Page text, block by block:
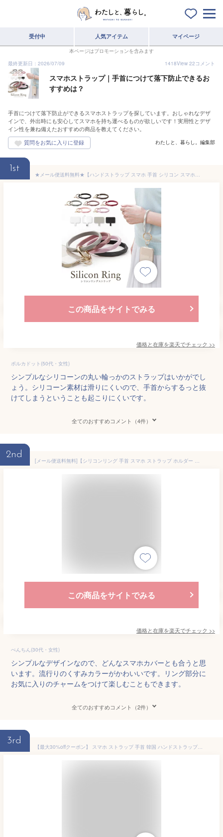
受付中 人気アイテム マイページ
本ページはプロモーションを含みます
最終更新日：2026/07/09
1418View 22コメント
スマホストラップ｜手首につけて落下防止できるお
すすめは？
手首につけて落下防止ができるスマホストラップを探しています。おしゃれなデザ
インで、外出時にも安心してスマホを持ち運べるものが欲しいです！実用性とデザ
イン性を兼ね備えたおすすめの商品を教えてください。
わたしと、暮らし。編集部
1st
★メール便送料無料★【ハンドストラップ スマホ 手首 シリコン スマホショルダー スマホ ストラップ ホルダー ブレスレット スマホストラップ ショルダーストラップ ストラップホルダー 挟むだけ スマホリング スマホホルダー】シリコンリングストラップ {2}
この商品をサイトでみる
価格と在庫を楽天でチェック >>
ポルカドット(50代・女性)
シンプルなシリコーンの丸い輪っかのストラップはいかがでし
ょう。シリコーン素材は滑りにくいので、手首からするっと抜
けてしまうということも起こりにくいです。
全てのおすすめコメント（4件）
2nd
[メール便送料無料]【シリコンリング 手首 スマホ ストラップ ホルダー ハンドストラップ ブレスレット ストラップホルダー 挟むだけ スマートフォン スマホリング スマホホルダー リストストラップ 落下防止】シリコンリングストラップ {2}
この商品をサイトでみる
価格と在庫を楽天でチェック >>
ぺんちん(30代・女性)
シンプルなデザインなので、どんなスマホカバーとも合うと思
います。流行りのくすみカラーがかわいいです。リング部分に
お気に入りのチャームをつけて楽しむこともできます。
全てのおすすめコメント（2件）
3rd
【最大30%offクーポン】 スマホ ストラップ 手首 韓国 ハンドストラップ スマホ 可愛い スカーフ チェーン リボン 花柄 大人可愛い レディース おしゃれ かわいい 落下防止 スマホストラップ 手首 携帯ストラップ 手首 きれいめ スマホストラップホルダー